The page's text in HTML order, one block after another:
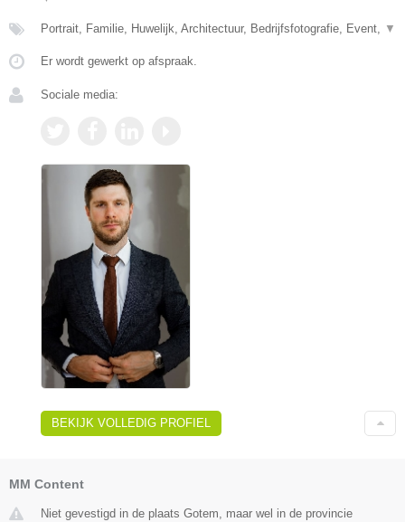
Portrait, Familie, Huwelijk, Architectuur, Bedrijfsfotografie, Event, ▼
Er wordt gewerkt op afspraak.
Sociale media:
BEKIJK VOLLEDIG PROFIEL
MM Content
Niet gevestigd in de plaats Gotem, maar wel in de provincie